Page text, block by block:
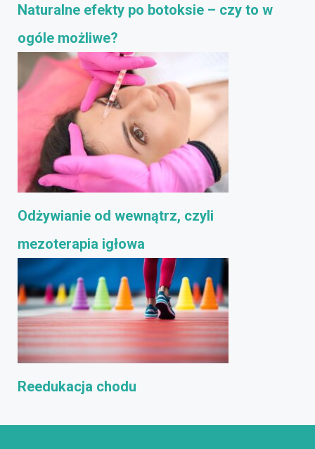
Naturalne efekty po botoksie – czy to w
ogóle możliwe?
Odżywianie od wewnątrz, czyli
mezoterapia igłowa
Reedukacja chodu